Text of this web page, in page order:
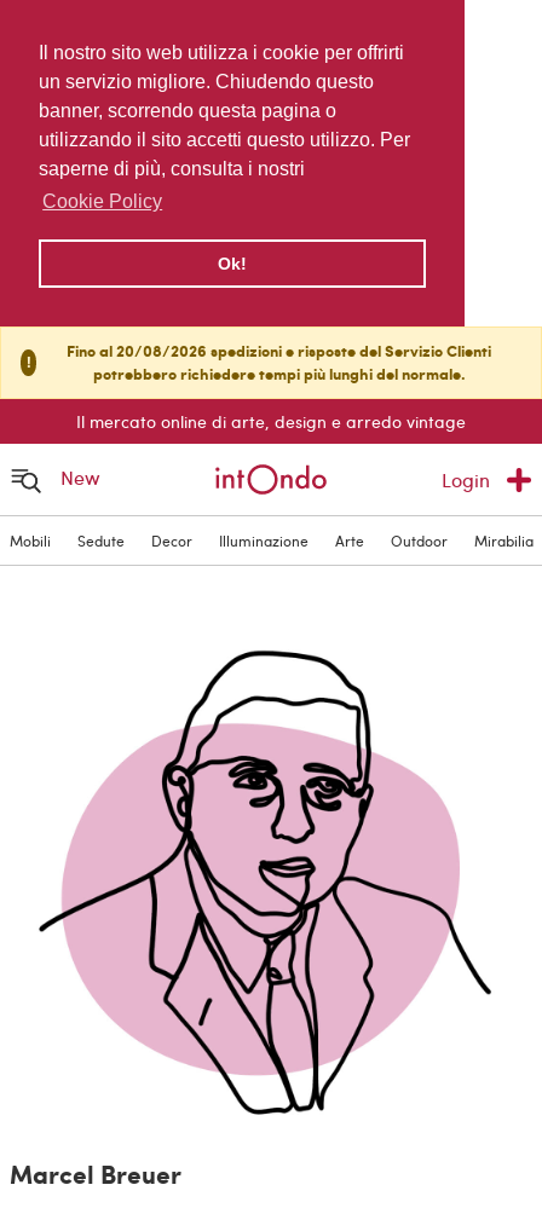
Il nostro sito web utilizza i cookie per offrirti
un servizio migliore. Chiudendo questo
banner, scorrendo questa pagina o
utilizzando il sito accetti questo utilizzo. Per
saperne di più, consulta i nostri
Cookie Policy
Ok!
!
Fino al 20/08/2026 spedizioni e risposte del Servizio Clienti
potrebbero richiedere tempi più lunghi del normale.
Il mercato online di arte, design e arredo vintage
New Login
Mobili Sedute Decor Illuminazione Arte Outdoor Mirabilia
Marcel Breuer